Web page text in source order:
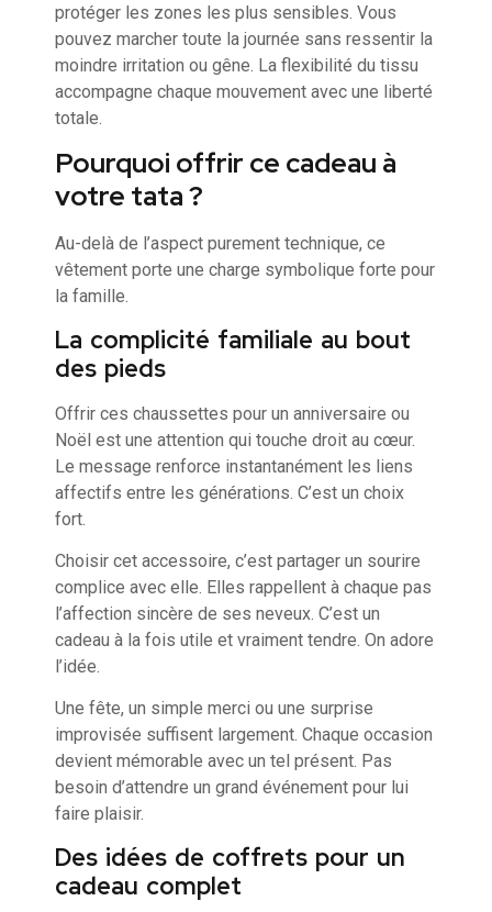
protéger les zones les plus sensibles. Vous
pouvez marcher toute la journée sans ressentir la
moindre irritation ou gêne. La flexibilité du tissu
accompagne chaque mouvement avec une liberté
totale.
Pourquoi offrir ce cadeau à
votre tata ?
Au-delà de l’aspect purement technique, ce
vêtement porte une charge symbolique forte pour
la famille.
La complicité familiale au bout
des pieds
Offrir ces chaussettes pour un anniversaire ou
Noël est une attention qui touche droit au cœur.
Le message renforce instantanément les liens
affectifs entre les générations. C’est un choix
fort.
Choisir cet accessoire, c’est partager un sourire
complice avec elle. Elles rappellent à chaque pas
l’affection sincère de ses neveux. C’est un
cadeau à la fois utile et vraiment tendre. On adore
l’idée.
Une fête, un simple merci ou une surprise
improvisée suffisent largement. Chaque occasion
devient mémorable avec un tel présent. Pas
besoin d’attendre un grand événement pour lui
faire plaisir.
Des idées de coffrets pour un
cadeau complet